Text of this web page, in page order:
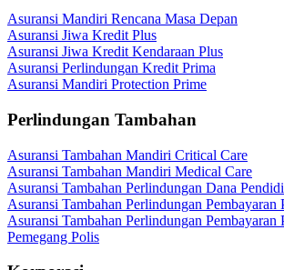
Asuransi Mandiri Rencana Masa Depan
Asuransi Jiwa Kredit Plus
Asuransi Jiwa Kredit Kendaraan Plus
Asuransi Perlindungan Kredit Prima
Asuransi Mandiri Protection Prime
Perlindungan Tambahan
Asuransi Tambahan Mandiri Critical Care
Asuransi Tambahan Mandiri Medical Care
Asuransi Tambahan Perlindungan Dana
Asuransi Tambahan Perlindungan Pembayaran
Asuransi Tambahan Perlindungan Pembayaran
Pemegang Polis